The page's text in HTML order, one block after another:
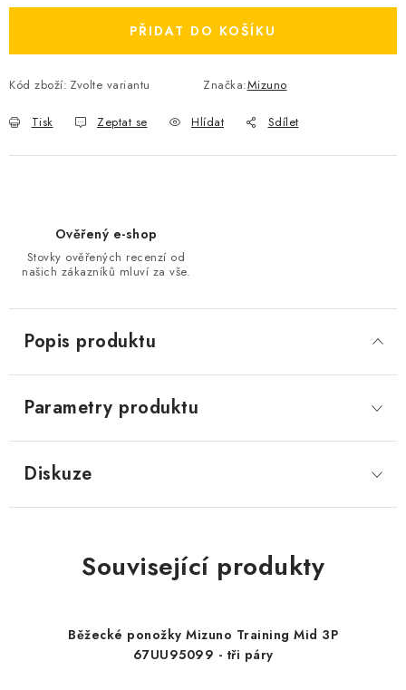
Moje objednávka
Jak vyměnit nebo vrátit zboží
Jak reklamovat
Obchodní podmínky
Velikostní tabulky
PŘIDAT DO KOŠÍKU
Kód zboží: Zvolte variantu Značka:Mizuno
Tisk Zeptat se Hlídat Sdílet
Ověřený e-shop
Stovky ověřených recenzí od
našich zákazníků mluví za vše.
Popis produktu
Parametry produktu
Diskuze
Související produkty
Běžecké ponožky Mizuno Training Mid 3P
67UU95099 - tři páry